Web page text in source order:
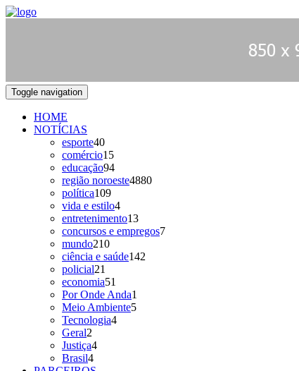
Toggle navigation
HOME
NOTÍCIAS
esporte40
comércio15
educação94
região noroeste4880
política109
vida e estilo4
entretenimento13
concursos e empregos7
mundo210
ciência e saúde142
policial21
economia51
Por Onde Anda1
Meio Ambiente5
Tecnologia4
Geral2
Justiça4
Brasil4